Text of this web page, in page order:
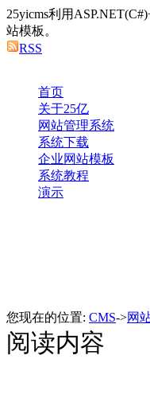
25yicms利用
站模板。
RSS
首页
关于25亿
网站管理系统
系统下载
企业网站模板
系统教程
演示
您现在的位置: CMS->网
阅读内容